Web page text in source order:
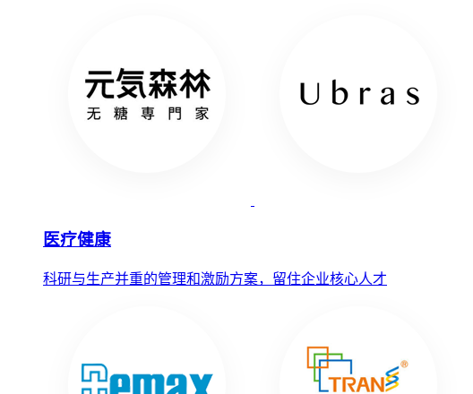
医疗健康
科研与生产并重的管理和激励方案，留住企业核心人才